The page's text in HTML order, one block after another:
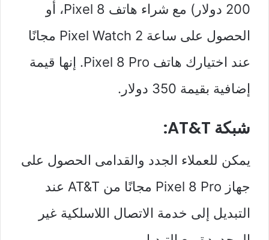
200 دولار) مع شراء هاتف Pixel 8، أو
الحصول على ساعة Pixel Watch 2 مجانًا
عند اختيارك هاتف Pixel 8 Pro. إنها قيمة
إضافية بقيمة 350 دولار.
شبكة AT&T:
يمكن للعملاء الجدد والقدامى الحصول على
جهاز Pixel 8 Pro مجانًا من AT&T عند
التبديل إلى خدمة الاتصال اللاسلكية غير